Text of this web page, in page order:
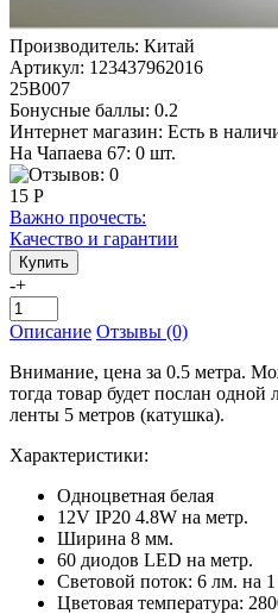
Производитель: Китай
Артикул: 123437962016
25В007
Бонусные баллы: 0.2
Интернет магазин: Есть в
На Чапаева 67: 0 шт.
15 Р
Важно прочесть:
Качество и гарантии
-+
Описание Отзывы (0)
Внимание, цена за 0.5 метра.
тогда товар будет послан
ленты 5 метров (катушка).
Характеристики:
Одноцветная белая
12V IP20 4.8W на метр.
Ширина 8 мм.
60 диодов LED на метр.
Световой поток: 6 лм. на
Цветовая температура: